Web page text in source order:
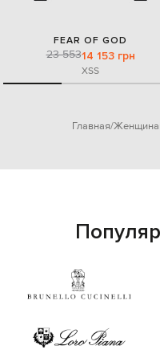
FEAR OF GOD
23 55314 153 грн
XSS
Главная